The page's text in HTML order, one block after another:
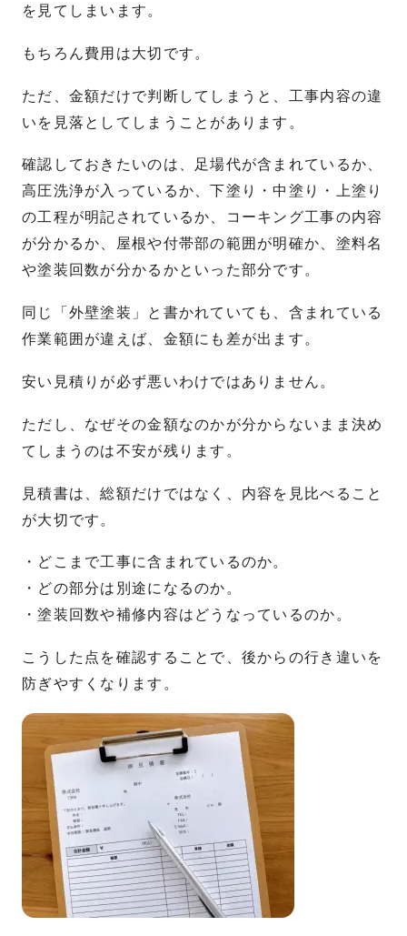
を見てしまいます。
もちろん費用は大切です。
ただ、金額だけで判断してしまうと、工事内容の違
いを見落としてしまうことがあります。
確認しておきたいのは、足場代が含まれているか、
高圧洗浄が入っているか、下塗り・中塗り・上塗り
の工程が明記されているか、コーキング工事の内容
が分かるか、屋根や付帯部の範囲が明確か、塗料名
や塗装回数が分かるかといった部分です。
同じ「外壁塗装」と書かれていても、含まれている
作業範囲が違えば、金額にも差が出ます。
安い見積りが必ず悪いわけではありません。
ただし、なぜその金額なのかが分からないまま決め
てしまうのは不安が残ります。
見積書は、総額だけではなく、内容を見比べること
が大切です。
・どこまで工事に含まれているのか。
・どの部分は別途になるのか。
・塗装回数や補修内容はどうなっているのか。
こうした点を確認することで、後からの行き違いを
防ぎやすくなります。